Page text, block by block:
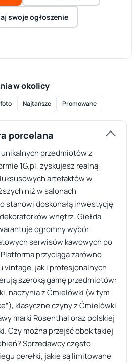
swoje ogłoszenie
w okolicy
Najtańsze Promowane
porcelana
przedmiotów z
1G.pl, zyskujesz realną
artefaktów w
niż w salonach
stanowi doskonałą inwestycję
wnętrz. Giełda
ogromny wybór
serwisów kawowych po
przyciąga zarówno
vintage, jak i profesjonalnych
szeroką gamę przedmiotów:
naczynia z Ćmielówki (w tym
klasyczne czyny z Ćmielówki
marki Rosenthal oraz polskiej
Czy można przejść obok takiej
Sprzedawcy często
perełki, jakie są limitowane